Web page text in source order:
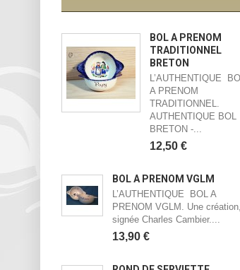
BOL À PRÉNOM
TRADITIONNEL
BRETON
L’AUTHENTIQUE
A PRENOM
TRADITIONNEL.
AUTHENTIQUE BOL
BRETON -...
12,50 €
BOL À PRÉNOM VGLM
L’AUTHENTIQUE BOL A
PRENOM VGLM. Une création,
signée Charles Cambier....
13,90 €